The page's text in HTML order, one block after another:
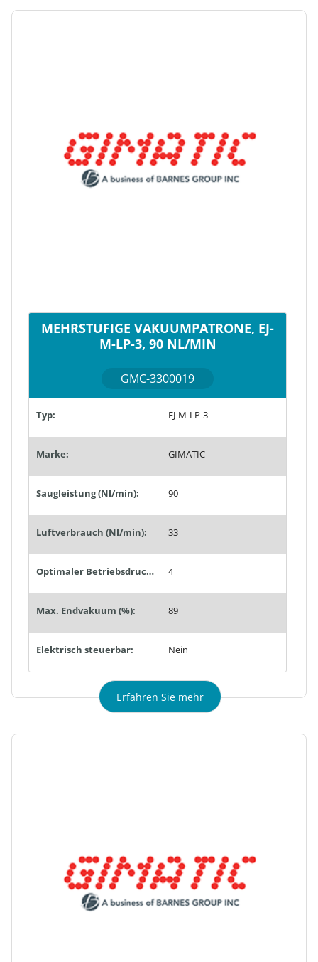
MEHRSTUFIGE VAKUUMPATRONE, EJ-
M-LP-3, 90 NL/MIN
GMC-3300019
Typ: EJ-M-LP-3
Marke: GIMATIC
Saugleistung (Nl/min): 90
Luftverbrauch (Nl/min): 33
Optimaler Betriebsdruck (bar): 4
Max. Endvakuum (%): 89
Elektrisch steuerbar: Nein
Erfahren Sie mehr